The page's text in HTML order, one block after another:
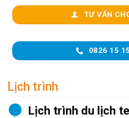
TƯ VẤN
0826 15
Lịch trình
Lịch trình du lịch